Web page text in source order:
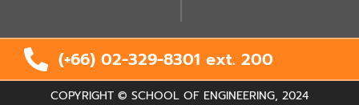
(+66) 02-329-8301 ext. 200
COPYRIGHT © SCHOOL OF ENGINEERING, 2024